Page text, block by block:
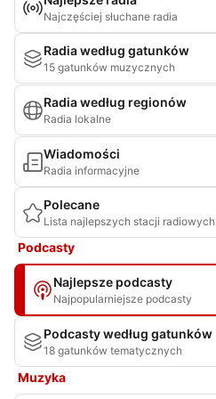
Najczęściej słuchane radia
Radia według gatunków
15 gatunków muzycznych
Radia według regionów
Radia lokalne
Wiadomości
Radia informacyjne
Polecane
Lista najlepszych stacji radiowych
Podcasty
Najlepsze podcasty
Najpopularniejsze podcasty
Podcasty według gatunków
18 gatunków tematycznych
Muzyka